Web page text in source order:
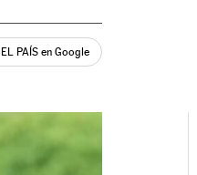
PAÍS en Google